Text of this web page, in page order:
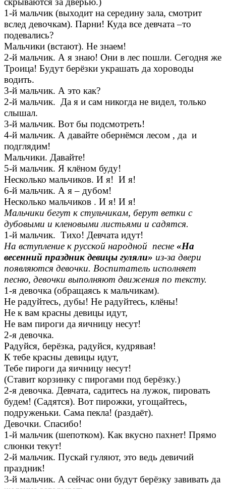
1-й мальчик (выходит на середину зала, смотрит
вслед девочкам). Парни! Куда все девчата –то
подевались?
Мальчики (встают). Не знаем!
2-й мальчик. А я знаю! Они в лес пошли. Сегодня же
Троица! Будут берёзки украшать да хороводы
водить.
3-й мальчик. А это как?
2-й мальчик. Да я и сам никогда не видел, только
слышал.
3-й мальчик. Вот бы подсмотреть!
4-й мальчик. А давайте обернёмся лесом , да и
подглядим!
Мальчики. Давайте!
5-й мальчик. Я клёном буду!
Несколько мальчиков. И я! И я!
6-й мальчик. А я – дубом!
Несколько мальчиков . И я! И я!
Мальчики бегут к стульчикам, берут ветки с
дубовыми и кленовыми листьями и садятся.
1-й мальчик. Тихо! Девчата идут!
На вступление к русской народной песне «На
весенний праздник девицы гуляли» из-за двери
появляются девочки. Воспитатель исполняет
песню, девочки выполняют движения по тексту.
1-я девочка (обращаясь к мальчикам).
Не радуйтесь, дубы! Не радуйтесь, клёны!
Не к вам красны девицы идут,
Не вам пироги да яичницу несут!
2-я девочка.
Радуйся, берёзка, радуйся, кудрявая!
К тебе красны девицы идут,
Тебе пироги да яичницу несут!
(Ставит корзинку с пирогами под берёзку.)
2-я девочка. Девчата, садитесь на лужок, пировать
будем! (Садятся). Вот пирожки, угощайтесь,
подруженьки. Сама пекла! (раздаёт).
Девочки. Спасибо!
1-й мальчик (шепотком). Как вкусно пахнет! Прямо
слюнки текут!
2-й мальчик. Пускай гуляют, это ведь девичий
праздник!
3-й мальчик. А сейчас они будут берёзку завивать да